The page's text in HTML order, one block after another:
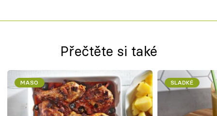
Přečtěte si také
MASO SLADKÉ